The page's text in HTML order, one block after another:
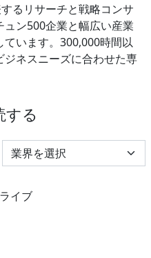
るリサーチと戦略コンサ
ン500企業と幅広い産業
います。300,000時間以
ネスニーズに合わせた専
する
Select Industry
イブ